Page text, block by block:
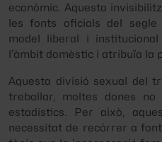
econòmic. Aquesta
les fonts oficials del segle
model liberal i
l’àmbit domèstic i atribuïa la
Aquesta divisió sexual del
treballar, moltes dones no
estadístics. Per això,
necessitat de recórrer a